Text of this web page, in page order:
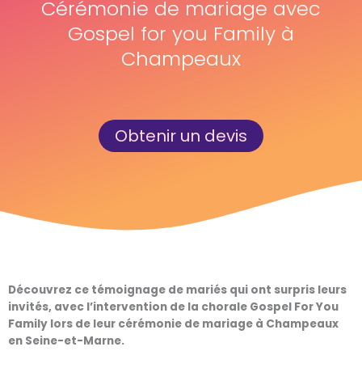
Cérémonie de mariage avec
Gospel for you Family à
Champeaux
Obtenir un devis
Découvrez ce témoignage de mariés qui ont surpris leurs
invités, avec l’intervention de la chorale Gospel For You
Family lors de leur cérémonie de mariage à Champeaux
en Seine-et-Marne.